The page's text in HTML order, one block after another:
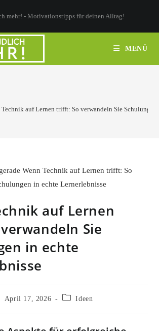
mehr! - Motivationstipps für deinen Alltag!
MENÜ
Technik auf Lernen trifft: So verwandeln Sie
auf Lernen
Sie
in echte
April 17, 2026
Beitrags-
Ideen